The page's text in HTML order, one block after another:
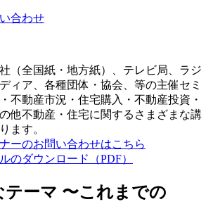
合わせ
（全国紙・地方紙）、テレビ局、ラジ
ィア、各種団体・協会、等の主催セミ
不動産市況・住宅購入・不動産投資・
他不動産・住宅に関するさまざまな講
ます。
テーマ 〜これまでの